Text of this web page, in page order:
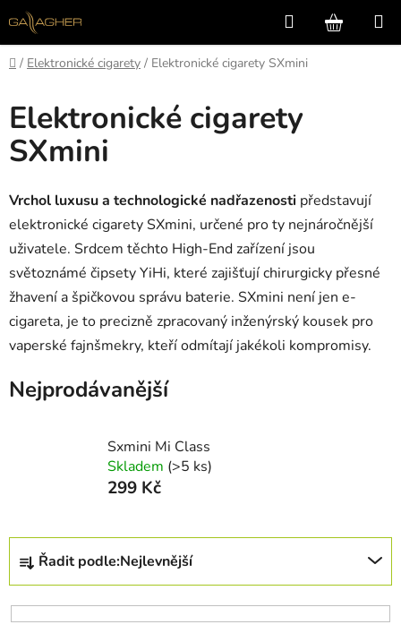
Přejít
na
obsah
Hledat
KOŠÍK
Domů
/ Elektronické cigarety / Elektronické cigarety SXmini
Elektronické cigarety
SXmini
Vrchol luxusu a technologické nadřazenosti představují
elektronické cigarety SXmini, určené pro ty nejnáročnější
uživatele. Srdcem těchto High-End zařízení jsou
světoznámé čipsety YiHi, které zajišťují chirurgicky přesné
žhavení a špičkovou správu baterie. SXmini není jen e-
cigareta, je to precizně zpracovaný inženýrský kousek pro
vaperské fajnšmekry, kteří odmítají jakékoli kompromisy.
Nejprodávanější
Sxmini Mi Class
Skladem (>5 ks)
299 Kč
Ř
z
e
Řadit podle:Nejlevnější